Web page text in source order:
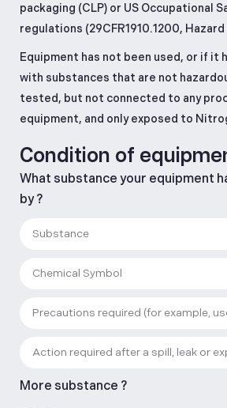
packaging (CLP) or US Occupational
regulations (29CFR1910.1200,
Equipment has not been used, or if it
with substances that are not
tested, but not connected to any
equipment, and only exposed to
Condition of
What substance your equipment
by ?
More substance ?